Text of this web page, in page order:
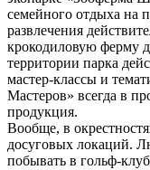
семейного отдыха на
развлечения
крокодиловую ферму
территории парка
мастер-классы и
Мастеров» всегда в
продукция.
Вообще, в
досуговых локаций.
побывать в гольф-